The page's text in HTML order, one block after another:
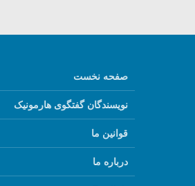
صفحه نخست
نویسندگان گفتگوی هارمونیک
قوانین ما
درباره ما